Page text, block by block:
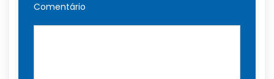
Comentário